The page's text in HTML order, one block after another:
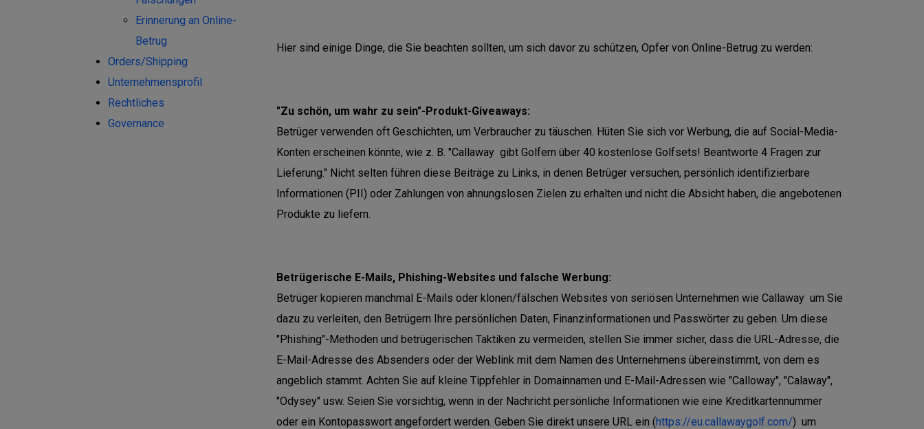
Erinnerung an Online-
Betrug
Orders/Shipping
Unternehmensprofil
Rechtliches
Governance
Hier sind einige Dinge, die Sie beachten sollten, um sich davor zu schützen, Opfer von Online-Betrug zu werden:
"Zu schön, um wahr zu sein"-Produkt-Giveaways:
Betrüger verwenden oft Geschichten, um Verbraucher zu täuschen. Hüten Sie sich vor Werbung, die auf Social-Media-
Konten erscheinen könnte, wie z. B. "Callaway gibt Golfern über 40 kostenlose Golfsets! Beantworte 4 Fragen zur
Lieferung." Nicht selten führen diese Beiträge zu Links, in denen Betrüger versuchen, persönlich identifizierbare
Informationen (PII) oder Zahlungen von ahnungslosen Zielen zu erhalten und nicht die Absicht haben, die angebotenen
Produkte zu liefern.
Betrügerische E-Mails, Phishing-Websites und falsche Werbung:
Betrüger kopieren manchmal E-Mails oder klonen/fälschen Websites von seriösen Unternehmen wie Callaway um Sie
dazu zu verleiten, den Betrügern Ihre persönlichen Daten, Finanzinformationen und Passwörter zu geben. Um diese
"Phishing"-Methoden und betrügerischen Taktiken zu vermeiden, stellen Sie immer sicher, dass die URL-Adresse, die
E-Mail-Adresse des Absenders oder der Weblink mit dem Namen des Unternehmens übereinstimmt, von dem es
angeblich stammt. Achten Sie auf kleine Tippfehler in Domainnamen und E-Mail-Adressen wie "Calloway", "Calaway",
"Odysey" usw. Seien Sie vorsichtig, wenn in der Nachricht persönliche Informationen wie eine Kreditkartennummer
oder ein Kontopasswort angefordert werden. Geben Sie direkt unsere URL ein (https://eu.callawaygolf.com/) um